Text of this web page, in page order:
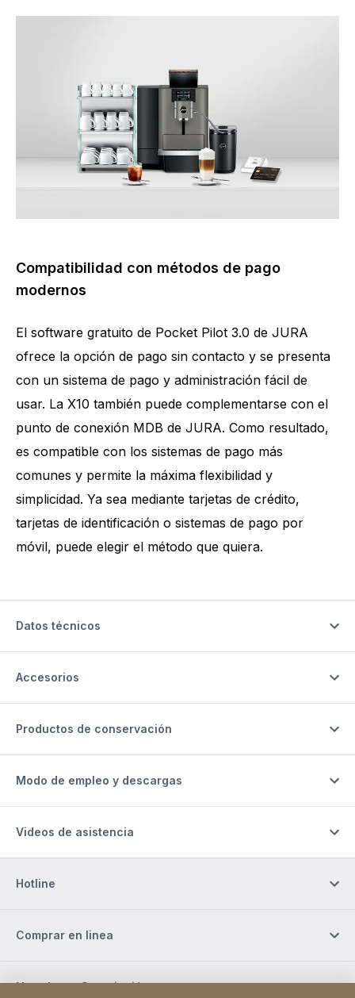
Compatibilidad con métodos de pago
modernos
El software gratuito de Pocket Pilot 3.0 de JURA
ofrece la opción de pago sin contacto y se presenta
con un sistema de pago y administración fácil de
usar. La X10 también puede complementarse con el
punto de conexión MDB de JURA. Como resultado,
es compatible con los sistemas de pago más
comunes y permite la máxima flexibilidad y
simplicidad. Ya sea mediante tarjetas de crédito,
tarjetas de identificación o sistemas de pago por
móvil, puede elegir el método que quiera.
Datos técnicos
Accesorios
Productos de conservación
Modo de empleo y descargas
Videos de asistencia
Hotline
Comprar en linea
Newsletter Suscripción